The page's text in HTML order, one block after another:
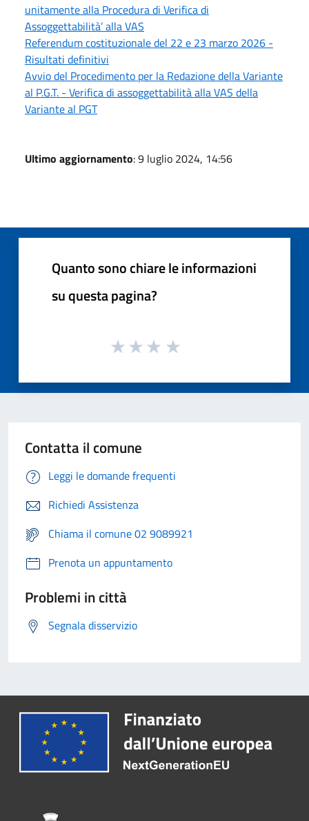
unitamente alla Procedura di Verifica di
Assoggettabilità’ alla VAS
Referendum costituzionale del 22 e 23 marzo 2026 -
Risultati definitivi
Avvio del Procedimento per la Redazione della Variante
al P.G.T. - Verifica di assoggettabilità alla VAS della
Variante al PGT
Ultimo aggiornamento: 9 luglio 2024, 14:56
Quanto sono chiare le informazioni
su questa pagina?
Contatta il comune
Leggi le domande frequenti
Richiedi Assistenza
Chiama il comune 02 9089921
Prenota un appuntamento
Problemi in città
Segnala disservizio